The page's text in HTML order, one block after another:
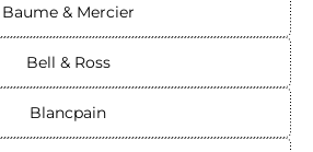
Baume & Mercier
Bell & Ross
Blancpain